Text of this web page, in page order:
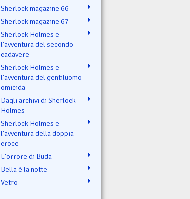
Sherlock magazine 66
Sherlock magazine 67
Sherlock Holmes e
l'avventura del secondo
cadavere
Sherlock Holmes e
l’avventura del gentiluomo
omicida
Dagli archivi di Sherlock
Holmes
Sherlock Holmes e
l’avventura della doppia
croce
L'orrore di Buda
Bella è la notte
Vetro